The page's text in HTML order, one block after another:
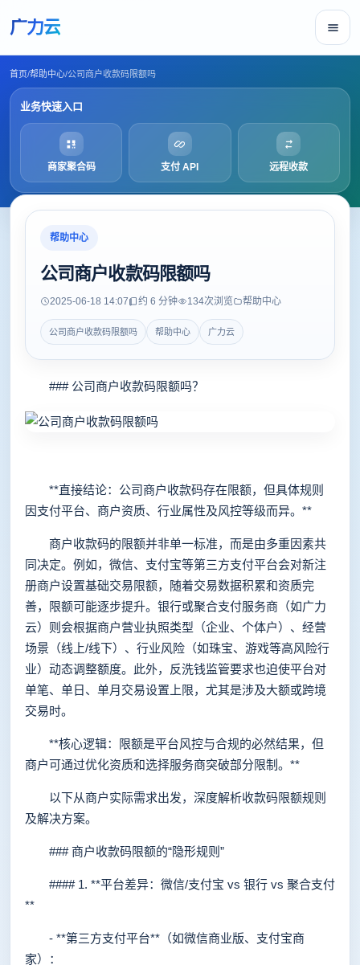
广力云
首页/帮助中心/公司商户收款码限额吗
业务快速入口
商家聚合码 支付 API 远程收款
帮助中心
公司商户收款码限额吗
2025-06-18 14:07 约 6 分钟 134次浏览 帮助中心
公司商户收款码限额吗 帮助中心 广力云
### 公司商户收款码限额吗？
**直接结论：公司商户收款码存在限额，但具体规则
因支付平台、商户资质、行业属性及风控等级而异。**
商户收款码的限额并非单一标准，而是由多重因素共
同决定。例如，微信、支付宝等第三方支付平台会对新注
册商户设置基础交易限额，随着交易数据积累和资质完
善，限额可能逐步提升。银行或聚合支付服务商（如广力
云）则会根据商户营业执照类型（企业、个体户）、经营
场景（线上/线下）、行业风险（如珠宝、游戏等高风险行
业）动态调整额度。此外，反洗钱监管要求也迫使平台对
单笔、单日、单月交易设置上限，尤其是涉及大额或跨境
交易时。
**核心逻辑：限额是平台风控与合规的必然结果，但
商户可通过优化资质和选择服务商突破部分限制。**
以下从商户实际需求出发，深度解析收款码限额规则
及解决方案。
### 商户收款码限额的“隐形规则”
#### 1. **平台差异：微信/支付宝 vs 银行 vs 聚合支付
**
- **第三方支付平台**（如微信商业版、支付宝商
家）：